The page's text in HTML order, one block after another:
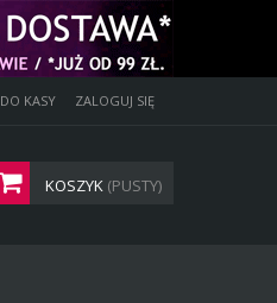
DO KASY ZALOGUJ SIĘ
KOSZYK (PUSTY)